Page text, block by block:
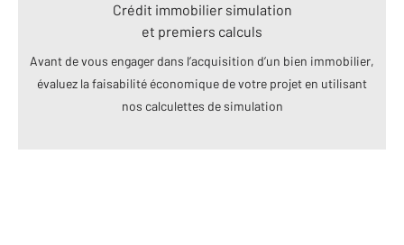
Crédit immobilier simulation
et premiers calculs
Avant de vous engager dans l’acquisition d’un bien immobilier,
évaluez la faisabilité économique de votre projet en utilisant
nos calculettes de simulation